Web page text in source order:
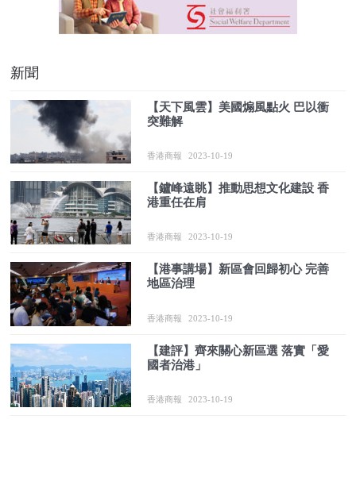
新聞
【天下風雲】美國煽風點火 巴以衝
突難解
香港商報 2023-10-19
【鑪峰遠眺】推動思想文化建設 香
港重任在肩
香港商報 2023-10-19
【港事講場】新區會回歸初心 完善
地區治理
香港商報 2023-10-19
【建評】齊來關心新區選 落實「愛
國者治港」
香港商報 2023-10-19